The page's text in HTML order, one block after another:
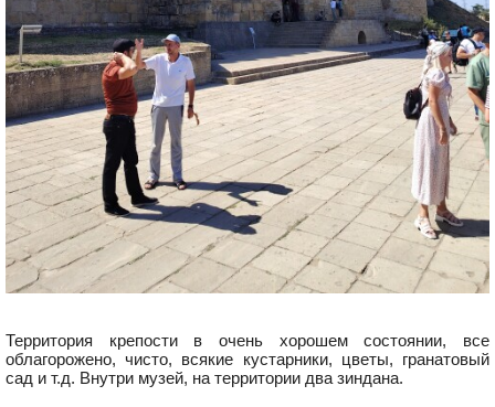
Территория крепости в очень хорошем состоянии, все
облагорожено, чисто, всякие кустарники, цветы, гранатовый
сад и т.д. Внутри музей, на территории два зиндана.